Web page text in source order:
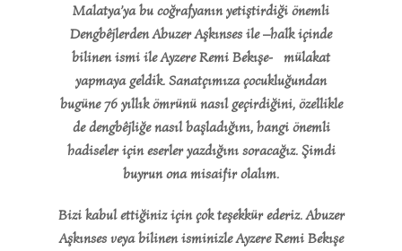
Malatya’ya bu coğrafyanın yetiştirdiği önemli
Dengbêjlerden Abuzer Aşkınses ile –halk içinde
bilinen ismi ile Ayzere Remi Bekışe- mülakat
yapmaya geldik. Sanatçımıza çocukluğundan
bugüne 76 yıllık ömrünü nasıl geçirdiğini, özellikle
de dengbêjliğe nasıl başladığını, hangi önemli
hadiseler için eserler yazdığını soracağız. Şimdi
buyrun ona misaifir olalım.
Bizi kabul ettiğiniz için çok teşekkür ederiz. Abuzer
Aşkınses veya bilinen isminizle Ayzere Remi Bekışe